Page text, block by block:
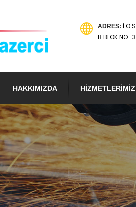
ADRES:
B BLOK NO :
HAKKIMIZDA HİZMETLERİMİZ